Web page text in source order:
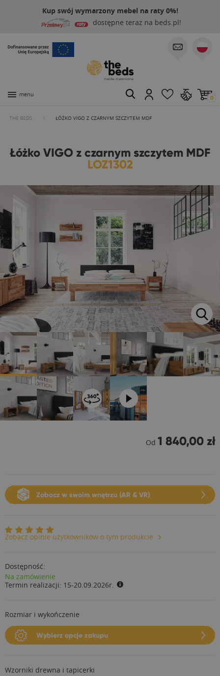
Kup swój wymarzony mebel na raty 0%!
dostępne teraz na beds.pl!
menu 0
THE BEDS ŁÓŻKO VIGO Z CZARNYM SZCZYTEM MDF
Łóżko VIGO z czarnym szczytem MDF
LOZ1302
Od 1 840,00 zł
Zobacz w swoim wnętrzu (AR & VR)
Zobacz opinie użytkowników o tym produkcie
Dostępność:
Na zamówienie
Termin realizacji: 15-20.09.2026r.
Rozmiar i wykończenie
Wybierz opcje zakupu
Wzorniki drewna i tapicerki